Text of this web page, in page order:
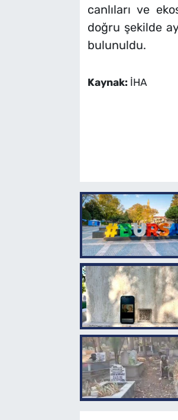
canlıları ve
doğru şekilde
bulunuldu.
Kaynak: İHA